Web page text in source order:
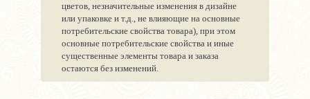
цветов, незначительные изменения в дизайне
или упаковке и т.д., не влияющие на основные
потребительские свойства товара), при этом
основные потребительские свойства и иные
существенные элементы товара и заказа
остаются без изменений.